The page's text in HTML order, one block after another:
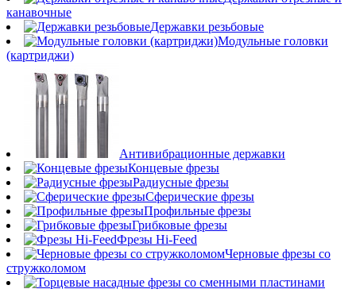
канавочные
Державки резьбовые
Модульные головки
(картриджи)
Антивибрационные державки
Концевые фрезы
Радиусные фрезы
Сферические фрезы
Профильные фрезы
Грибковые фрезы
Фрезы Hi-Feed
Черновые фрезы со
стружколомом